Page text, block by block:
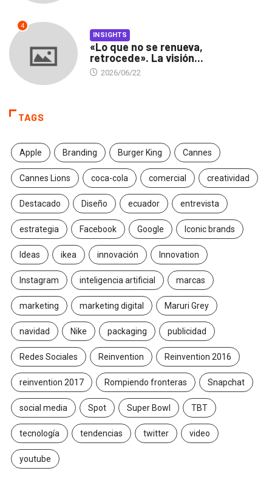
4
INSIGHTS
«Lo que no se renueva,
retrocede». La visión...
2026/06/22
TAGS
Apple Branding Burger King Cannes
Cannes Lions coca-cola comercial creatividad
Destacado Diseño ecuador entrevista
estrategia Facebook Google Iconic brands
Ideas ikea innovación Innovation
Instagram inteligencia artificial marcas
marketing marketing digital Maruri Grey
navidad Nike packaging publicidad
Redes Sociales Reinvention Reinvention 2016
reinvention 2017 Rompiendo fronteras Snapchat
social media Spot Super Bowl TBT
tecnología tendencias twitter video
youtube